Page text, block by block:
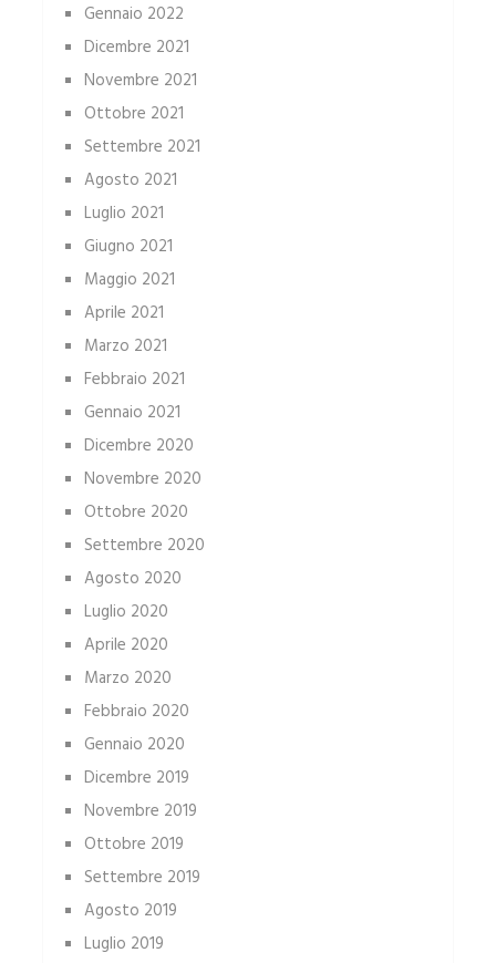
Gennaio 2022
Dicembre 2021
Novembre 2021
Ottobre 2021
Settembre 2021
Agosto 2021
Luglio 2021
Giugno 2021
Maggio 2021
Aprile 2021
Marzo 2021
Febbraio 2021
Gennaio 2021
Dicembre 2020
Novembre 2020
Ottobre 2020
Settembre 2020
Agosto 2020
Luglio 2020
Aprile 2020
Marzo 2020
Febbraio 2020
Gennaio 2020
Dicembre 2019
Novembre 2019
Ottobre 2019
Settembre 2019
Agosto 2019
Luglio 2019